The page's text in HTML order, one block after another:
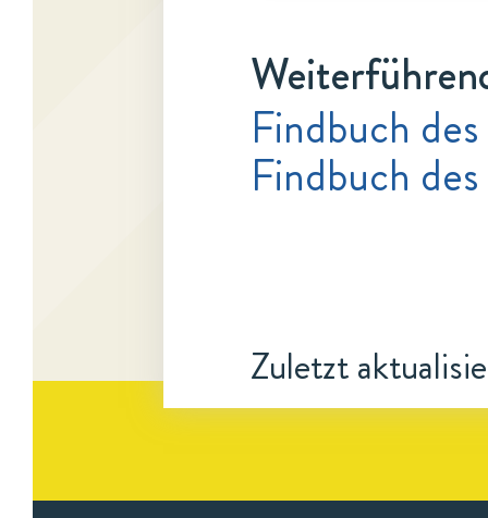
Findbuch
Findbuch
Zuletzt